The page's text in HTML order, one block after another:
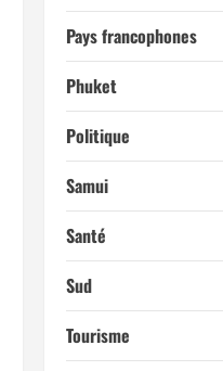
Pays francophones
Phuket
Politique
Samui
Santé
Sud
Tourisme